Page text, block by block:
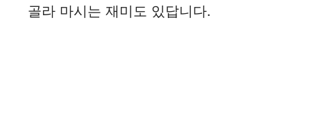
골라 마시는 재미도 있답니다.